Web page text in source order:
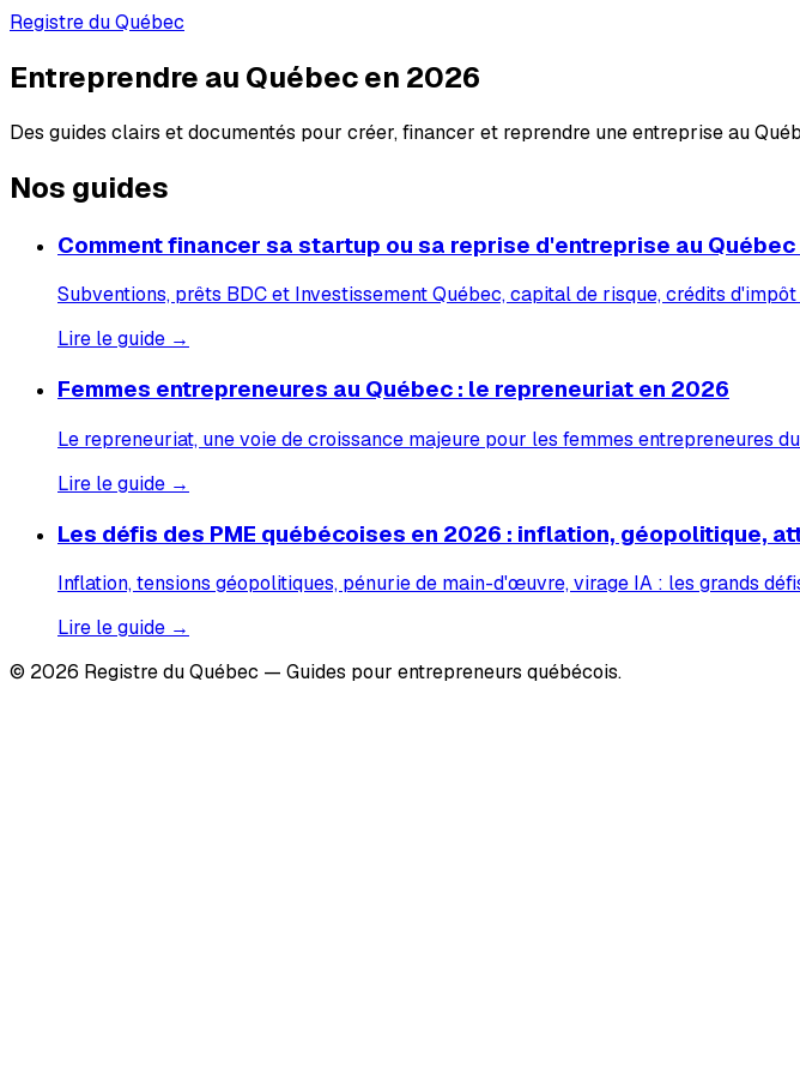
Registre du Québec
Entreprendre au Québec en 2026
Des guides clairs et documentés pour créer, financer et reprendre une entreprise au
Nos guides
Comment financer sa startup ou sa reprise d'entreprise au
Subventions, prêts BDC et Investissement Québec, capital de risque, crédits
Lire le guide →
Femmes entrepreneures au Québec : le repreneuriat en 2026
Le repreneuriat, une voie de croissance majeure pour les femmes entrepreneures
Lire le guide →
Les défis des PME québécoises en 2026 : inflation, géopolitique,
Inflation, tensions géopolitiques, pénurie de main-d'œuvre, virage IA : les grands
Lire le guide →
© 2026 Registre du Québec — Guides pour entrepreneurs québécois.